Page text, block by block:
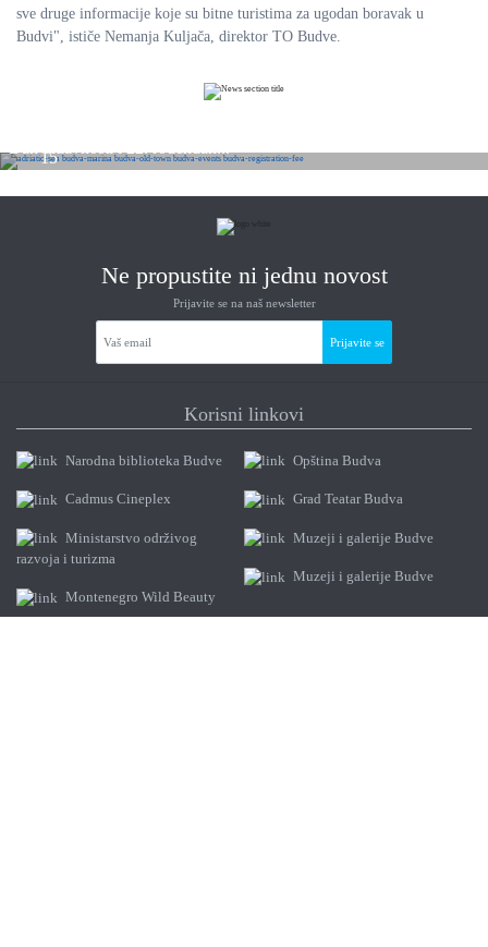
sve druge informacije koje su bitne turistima za ugodan boravak u
Budvi", ističe Nemanja Kuljača, direktor TO Budve.
15
Ne propustite ni jednu novost
Prijavite se na naš newsletter
Prijavite se
Korisni linkovi
Narodna biblioteka Budve
Cadmus Cineplex
Ministarstvo održivog
razvoja i turizma
Montenegro Wild Beauty
Opština Budva
Grad Teatar Budva
Muzeji i galerije Budve
Muzeji i galerije Budve